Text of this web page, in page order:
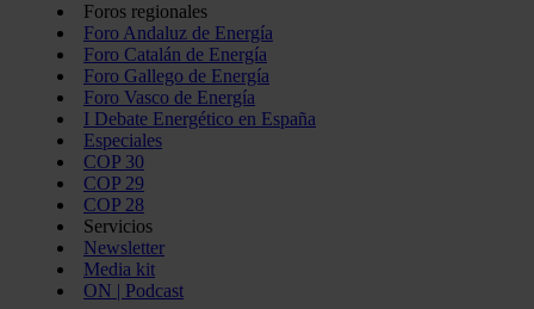
Foros regionales
Foro Andaluz de Energía
Foro Catalán de Energía
Foro Gallego de Energía
Foro Vasco de Energía
I Debate Energético en España
Especiales
COP 30
COP 29
COP 28
Servicios
Newsletter
Media kit
ON | Podcast